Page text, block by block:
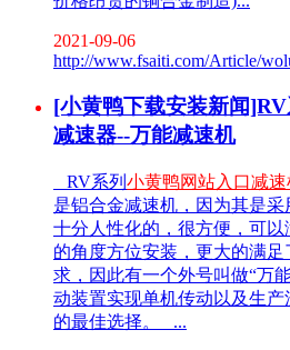
2021-09-06
http://www.fsaiti.com/Article/
[小黄鸭下载安装新闻
减速器--万能减速机
RV系列 小黄鸭网站入口减速
是铝合金减速机，因为其是采
十分人性化的，很方便，可
的角度方位安装，更大的满
求，因此有一个外号叫做“万
动装置实现单机传动以及生
的最佳选择。 ...